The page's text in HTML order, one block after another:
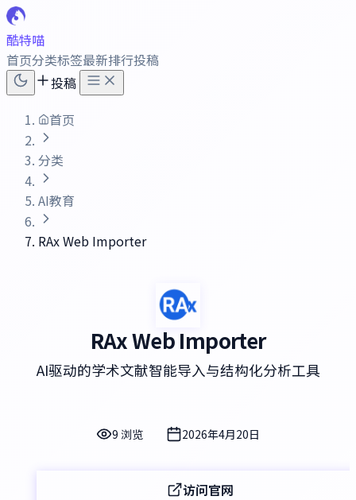
酷特喵
首页分类标签最新排行投稿
投稿
首页
分类
AI教育
RAx Web Importer
RAx Web Importer
AI驱动的学术文献智能导入与结构化分析工具
9 浏览 2026年4月20日
访问官网